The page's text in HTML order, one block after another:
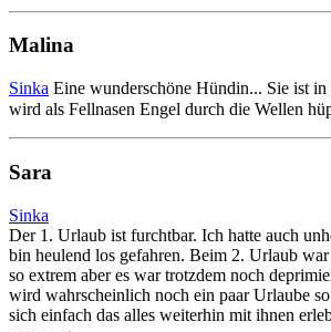
Malina
Sinka Eine wunderschöne Hündin... Sie ist
wird als Fellnasen Engel durch die Wellen
Sara
Sinka
Der 1. Urlaub ist furchtbar. Ich hatte auch
bin heulend los gefahren. Beim 2. Urlaub
so extrem aber es war trotzdem noch
wird wahrscheinlich noch ein paar Urlaube
sich einfach das alles weiterhin mit ihnen